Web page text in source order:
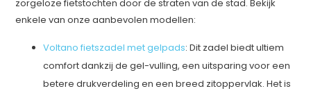
zorgeloze fietstochten door de straten van de stad. Bekijk
enkele van onze aanbevolen modellen:
Voltano fietszadel met gelpads: Dit zadel biedt ultiem
comfort dankzij de gel-vulling, een uitsparing voor een
betere drukverdeling en een breed zitoppervlak. Het is